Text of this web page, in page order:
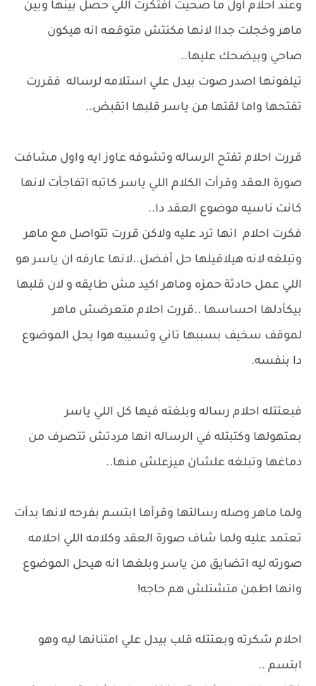
وعند احلام اول ما صحيت افتكرت اللي حصل بينها وبين
ماهر وخجلت جداا لانها مكنتش متوقعه انه هيكون
صاحي وبيضحك عليها..
تيلفونها اصدر صوت بيدل علي استلامه لرساله فقررت
تفتحها واما لقتها من ياسر قلبها اتقبض..
قررت احلام تفتح الرساله وتشوفه عاوز ايه واول مشافت
صورة العقد وقرأت الكلام اللي ياسر كاتبه اتفاجأت لانها
كانت ناسيه موضوع العقد دا..
فكرت احلام انها ترد عليه ولاكن قررت تتواصل مع ماهر
وتبلغه لانه هيلاقيلها حل أفضل..لانها عارفه ان ياسر هو
اللي عمل حادثة حمزه وماهر اكيد مش طايقه و لان قلبها
بيكأدلها احساسها ..قررت احلام متعرضش ماهر
لموقف سخيف بسببها تاني وتسيبه هوا يحل الموضوع
دا بنفسه.
فبعتتله احلام رساله وبلغته فيها كل اللي ياسر
بعتهولها وكتبتله في الرساله انها مردتش تتصرف من
دماغها وتبلغه علشان ميزعلش منها..
ولما ماهر وصله رسالتها وقرأها ابتسم بفرحه لانها بدأت
تعتمد عليه ولما شاف صورة العقد وكلامه اللي احلامه
صورته ليه اتضايق من ياسر وبلغها انه هيحل الموضوع
وانها اطمن متشتلش هم حاجه!
احلام شكرته وبعتتله قلب بيدل علي امتنانها ليه وهو
ابتسم ..